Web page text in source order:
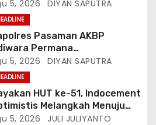
Terkait, Minta Audit
Pupuk Bersubsidi Di
Budi Lestari
5, 2026 DIYAN SAPUTRA
Pasaman AKBP
Permana
S.I.K. Sambut
Kepala Cakrawala
Sumatera Barat
5, 2026 DIYAN SAPUTRA
HUT ke-51, Indocement
Melangkah Menuju
Depan Lebih Hijau
5, 2026 JULI JULIYANTO